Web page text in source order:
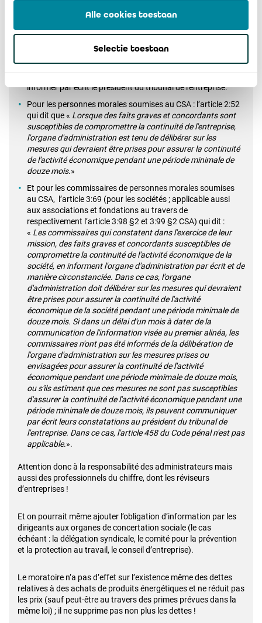
Alle cookies toestaan
Selectie toestaan
la continuité de l'activité économique du débiteur,
par écrit et de manière circonstanciéece dernier, le cas
échéant au travers de son organe de gestion. Si dans un
délai d'un mois à dater de l'information faite au débiteur, ce
dernier ne prend pas les mesures nécessaires pour assurer
la continuité de l'activité économique pendant une période
minimale de douze mois, le professionnel du chiffre peut en
informer par écrit le président du tribunal de l'entreprise.
Pour les personnes morales soumises au CSA : l’article 2:52
qui dit que « Lorsque des faits graves et concordants sont
susceptibles de compromettre la continuité de l'entreprise,
l'organe d'administration est tenu de délibérer sur les
mesures qui devraient être prises pour assurer la continuité
de l'activité économique pendant une période minimale de
douze mois.»
Et pour les commissaires de personnes morales soumises
au CSA, l’article 3:69 (pour les sociétés ; applicable aussi
aux associations et fondations au travers de
respectivement l’article 3:98 §2 et 3:99 §2 CSA) qui dit :
« Les commissaires qui constatent dans l'exercice de leur
mission, des faits graves et concordants susceptibles de
compromettre la continuité de l'activité économique de la
société, en informent l'organe d'administration par écrit et de
manière circonstanciée. Dans ce cas, l'organe
d'administration doit délibérer sur les mesures qui devraient
être prises pour assurer la continuité de l'activité
économique de la société pendant une période minimale de
douze mois. Si dans un délai d'un mois à dater de la
communication de l'information visée au premier alinéa, les
commissaires n'ont pas été informés de la délibération de
l'organe d'administration sur les mesures prises ou
envisagées pour assurer la continuité de l'activité
économique pendant une période minimale de douze mois,
ou s'ils estiment que ces mesures ne sont pas susceptibles
d'assurer la continuité de l'activité économique pendant une
période minimale de douze mois, ils peuvent communiquer
par écrit leurs constatations au président du tribunal de
l'entreprise. Dans ce cas, l'article 458 du Code pénal n'est pas
applicable.».
Attention donc à la responsabilité des administrateurs mais
aussi des professionnels du chiffre, dont les réviseurs
d’entreprises !
Et on pourrait même ajouter l’obligation d’information par les
dirigeants aux organes de concertation sociale (le cas
échéant : la délégation syndicale, le comité pour la prévention
et la protection au travail, le conseil d’entreprise).
Le moratoire n’a pas d’effet sur l’existence même des dettes
relatives à des achats de produits énergétiques et ne réduit pas
les prix (sauf peut-être au travers des primes prévues dans la
même loi) ; il ne supprime pas non plus les dettes !